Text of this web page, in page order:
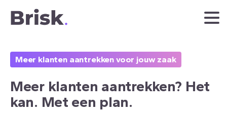
Meer klanten aantrekken voor jouw zaak
Meer klanten aantrekken? Het
kan. Met een plan.